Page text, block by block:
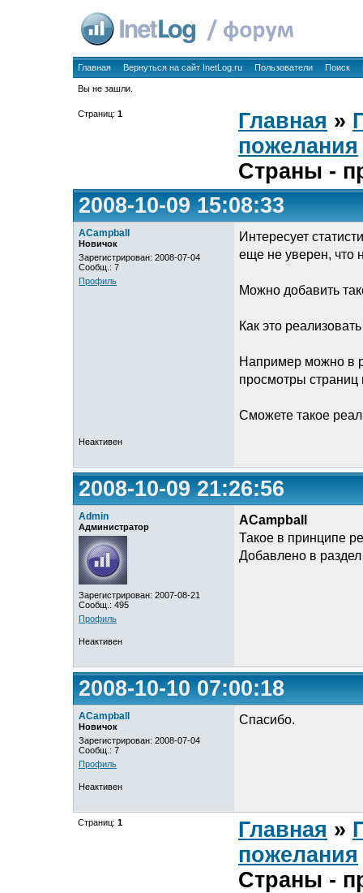
Главная Вернуться на сайт InetLog.ru Пользователи Поиск
Вы не зашли.
Страниц: 1 Главная »
пожелания
Страны -
2008-10-09 15:08:33
ACampball
Новичок
Зарегистрирован: 2008-07-04
Сообщ.: 7
Профиль
Интересует
еще не уверен, что
Можно добавить
Как это
Например можно в
просмотры страниц
Сможете такое
Неактивен
2008-10-09 21:26:56
Admin
Администратор
Зарегистрирован: 2007-08-21
Сообщ.: 495
Профиль
ACampball
Такое в принципе
Добавлено в
Неактивен
2008-10-10 07:00:18
ACampball
Новичок
Зарегистрирован: 2008-07-04
Сообщ.: 7
Профиль
Спасибо.
Неактивен
Страниц: 1 Главная »
пожелания
Страны -